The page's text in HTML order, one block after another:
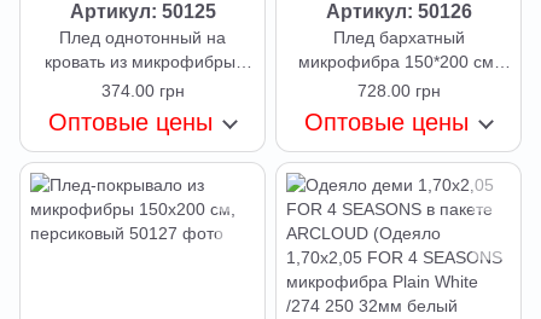
Артикул: 50125
Плед однотонный на
кровать из микрофибры,
двуспальный размер
180х200 см, фисташка
374.00 грн
Оптовые цены
Артикул: 50126
Плед бархатный
микрофибра 150*200 см,
светло-серый
728.00 грн
Оптовые цены